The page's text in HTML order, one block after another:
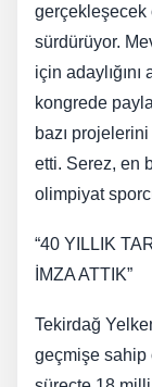
gerçekleşecek
sürdürüyor.
için
kongrede
bazı
etti. Serez, en
olimpiyat
“40 YILLIK
İMZA ATTIK”
Tekirdağ
geçmişe sahip